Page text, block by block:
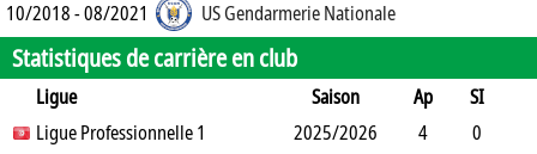
10/2018 - 08/2021
US Gendarmerie Nationale
Statistiques de carrière en club
Ligue Saison Ap
SI
SO
B B A 2J CR Min
Ligue Professionnelle 1 2025/2026 4
0